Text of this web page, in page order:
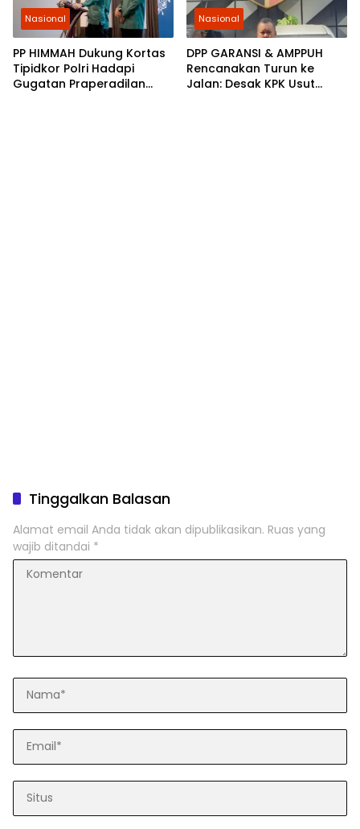
Nasional
PP HIMMAH Dukung Kortas
Tipidkor Polri Hadapi
Gugatan Praperadilan
Nasional
DPP GARANSI & AMPPUH
Rencanakan Turun ke
Jalan: Desak KPK Usut
Tinggalkan Balasan
Alamat email Anda tidak akan dipublikasikan. Ruas yang
wajib ditandai *